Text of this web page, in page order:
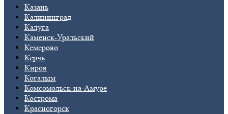
Казань
Калининград
Калуга
Каменск-Уральский
Кемерово
Керчь
Киров
Когалым
Комсомольск-на-Амуре
Кострома
Красногорск